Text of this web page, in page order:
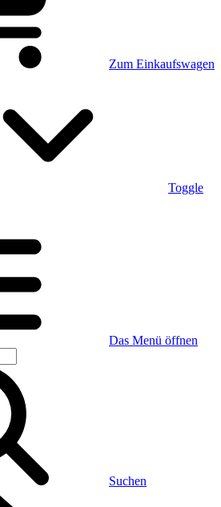
Zum Einkaufswagen
Toggle
Das Menü öffnen
Suchen